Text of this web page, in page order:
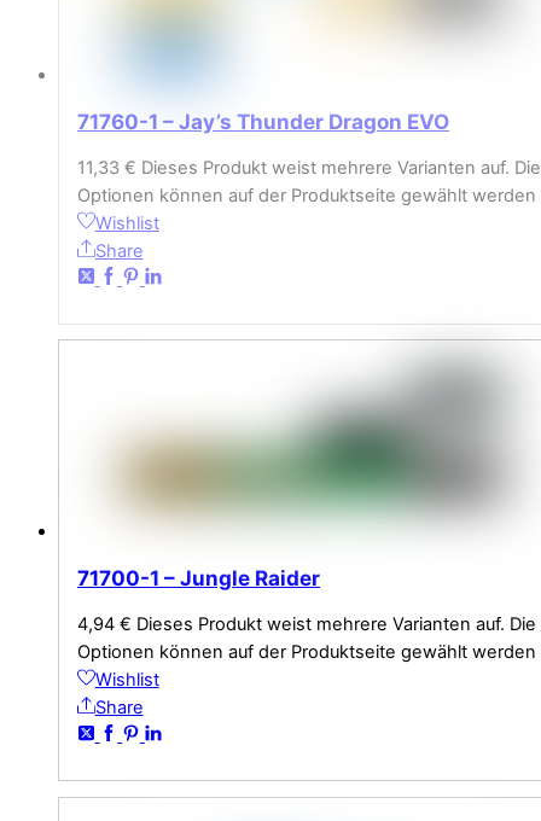
71760-1 – Jay’s Thunder Dragon EVO
11,33 € Dieses Produkt weist mehrere Varianten auf. Die
Optionen können auf der Produktseite gewählt werden
Wishlist
Share
71700-1 – Jungle Raider
4,94 € Dieses Produkt weist mehrere Varianten auf. Die
Optionen können auf der Produktseite gewählt werden
Wishlist
Share